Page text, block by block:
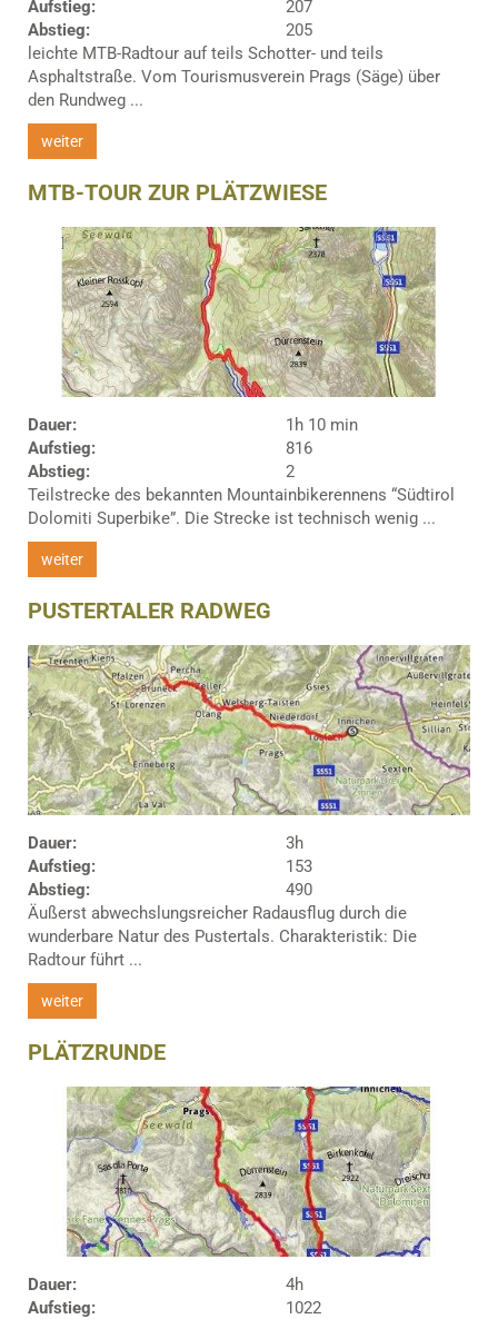
Aufstieg:
207
Abstieg:
205
leichte MTB-Radtour auf teils Schotter- und teils
Asphaltstraße. Vom Tourismusverein Prags (Säge) über
den Rundweg ...
weiter
MTB-TOUR ZUR PLÄTZWIESE
Dauer:
1h 10 min
Aufstieg:
816
Abstieg:
2
Teilstrecke des bekannten Mountainbikerennens “Südtirol
Dolomiti Superbike”. Die Strecke ist technisch wenig ...
weiter
PUSTERTALER RADWEG
Dauer:
3h
Aufstieg:
153
Abstieg:
490
Äußerst abwechslungsreicher Radausflug durch die
wunderbare Natur des Pustertals. Charakteristik: Die
Radtour führt ...
weiter
PLÄTZRUNDE
Dauer:
4h
Aufstieg:
1022